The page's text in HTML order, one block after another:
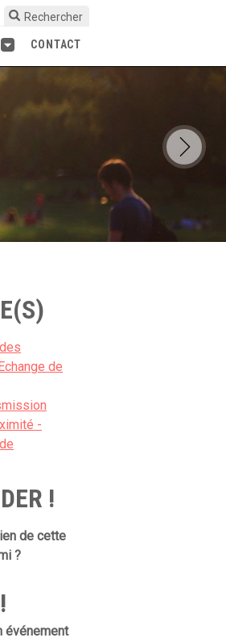
Rechercher
CONTACT
de
-
!
de cette
?
événement